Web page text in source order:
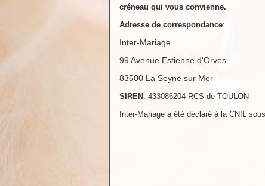
créneau qui vous convienne.
Adresse de correspondance:
Inter-Mariage
99 Avenue Estienne d'Orves
83500 La Seyne sur Mer
SIREN : 433086204 RCS de TOULON
Inter-Mariage a été déclaré à la CNIL